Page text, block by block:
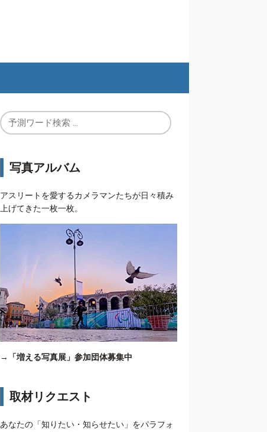
写真アルバム
アスリートを愛するカメラマンたちが日々積み
上げてきた一枚一枚。
→ 「増える写真展」参加団体募集中
取材リクエスト
あなたの「知りたい・知らせたい」をパラフォ